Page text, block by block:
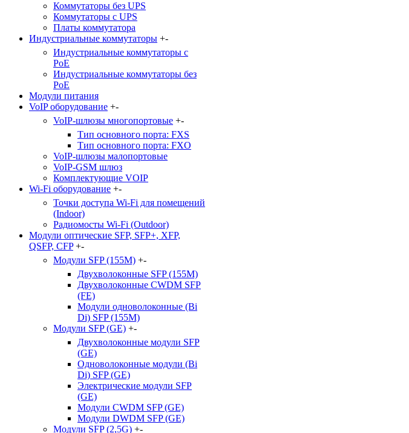
Коммутаторы без UPS
Коммутаторы с UPS
Платы коммутатора
Индустриальные коммутаторы +-
Индустриальные коммутаторы c
PoE
Индустриальные коммутаторы без
PoE
Модули питания
VoIP оборудование +-
VoIP-шлюзы многопортовые +-
Тип основного порта: FXS
Тип основного порта: FXO
VoIP-шлюзы малопортовые
VoIP-GSM шлюз
Комплектующие VOIP
Wi-Fi оборудование +-
Точки доступа Wi-Fi для помещений
(Indoor)
Радиомосты Wi-Fi (Outdoor)
Модули оптические SFP, SFP+, XFP,
QSFP, CFP +-
Модули SFP (155M) +-
Двухволоконные SFP (155M)
Двухволоконные CWDM SFP
(FE)
Модули одноволоконные (Bi
Di) SFP (155M)
Модули SFP (GE) +-
Двухволоконные модули SFP
(GE)
Одноволоконные модули (Bi
Di) SFP (GE)
Электрические модули SFP
(GE)
Модули CWDM SFP (GE)
Модули DWDM SFP (GE)
Модули SFP (2,5G) +-